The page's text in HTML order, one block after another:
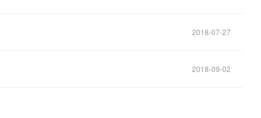
2018-07-27
2018-09-02